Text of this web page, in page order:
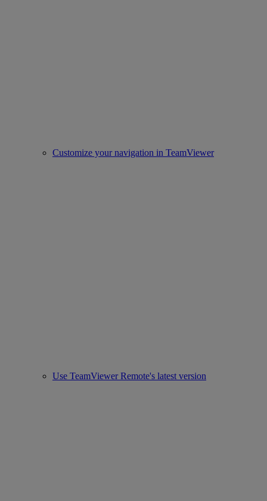
Customize your navigation in TeamViewer
Use TeamViewer Remote's latest version